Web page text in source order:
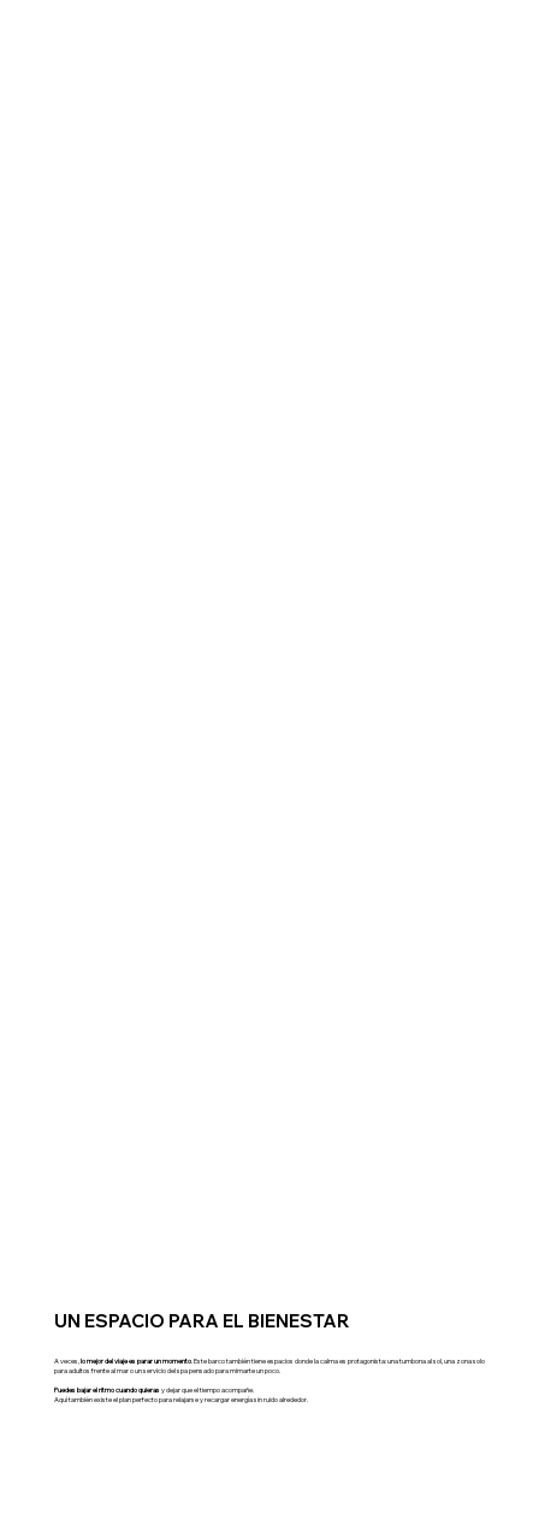
UN ESPACIO PARA EL BIENESTAR
A veces, lo mejor del viaje es parar un momento. Este barco también tiene espacios donde la calma es protagonista: una tumbona al sol, una zona solo
para adultos frente al mar o un servicio del spa pensado para mimarte un poco.
Puedes bajar el ritmo cuando quieras y dejar que el tiempo acompañe.
Aquí también existe el plan perfecto para relajarse y recargar energía sin ruido alrededor.